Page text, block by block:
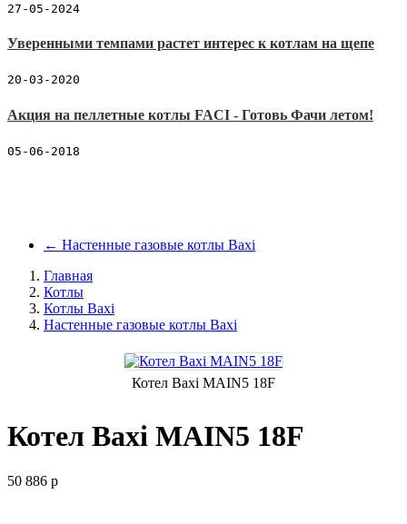
27-05-2024
Уверенными темпами растет интерес к котлам на щепе
20-03-2020
Акция на пеллетные котлы FACI - Готовь Фачи летом!
05-06-2018
← Настенные газовые котлы Baxi
Главная
Котлы
Котлы Baxi
Настенные газовые котлы Baxi
Котел Baxi MAIN5 18F
Котел Baxi MAIN5 18F
50 886 p